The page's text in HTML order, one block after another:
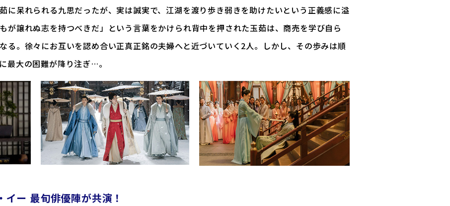
に呆れられる九思だったが、実は誠実で、江湖を渡り歩き弱きを助けたいという正義感に溢
が譲れぬ志を持つべきだ」という言葉をかけられ背中を押された玉茹は、商売を学び自ら
る。徐々にお互いを認め合い正真正銘の夫婦へと近づいていく2人。しかし、その歩みは順
最大の困難が降り注ぎ…。
ー 最旬俳優陣が共演！